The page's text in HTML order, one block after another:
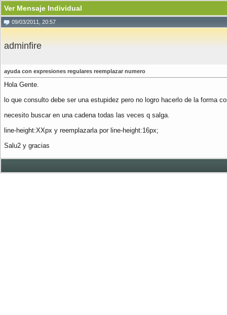
Ver Mensaje Individual
09/03/2011, 20:57
adminfire
ayuda con expresiones regulares reemplazar numero
Hola Gente.
lo que consulto debe ser una estupidez pero no logro hacerlo de la forma
necesito buscar en una cadena todas las veces q salga.
line-height:XXpx y reemplazarla por line-height:16px;
Salu2 y gracias